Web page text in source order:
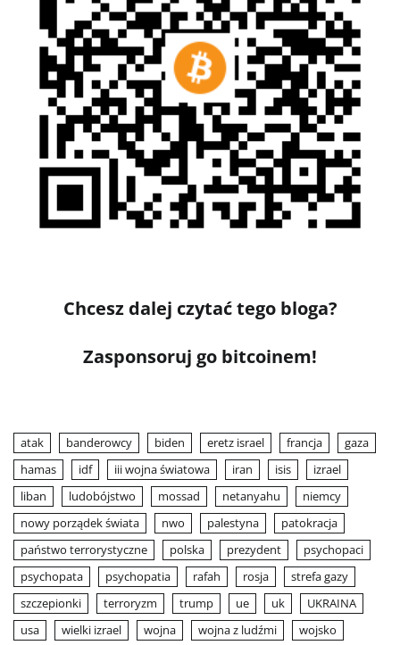
Chcesz dalej czytać tego bloga?
Zasponsoruj go bitcoinem!
atak banderowcy biden eretz israel francja
gaza
hamas
idf iii wojna światowa iran isis
izrael
liban
ludobójstwo mossad netanyahu
niemcy
nowy porządek świata
nwo palestyna
patokracja
państwo terrorystyczne
polska prezydent
psychopaci
psychopata
psychopatia rafah rosja
strefa gazy
szczepionki
terroryzm trump ue uk
UKRAINA
usa
wielki izrael wojna wojna z ludźmi wojsko